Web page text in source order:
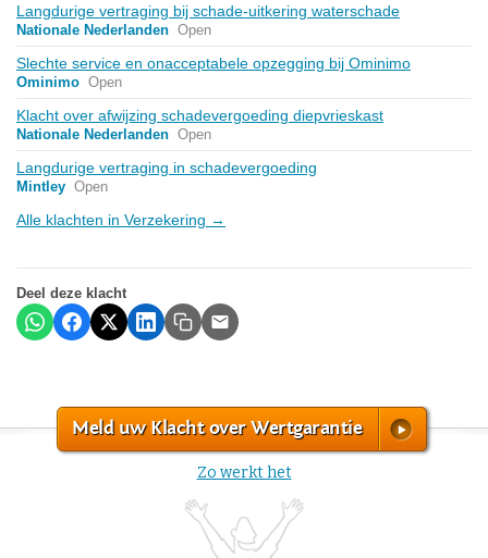
Langdurige vertraging bij schade-uitkering waterschade
Nationale Nederlanden Open
Slechte service en onacceptabele opzegging bij Ominimo
Ominimo Open
Klacht over afwijzing schadevergoeding diepvrieskast
Nationale Nederlanden Open
Langdurige vertraging in schadevergoeding
Mintley Open
Alle klachten in Verzekering →
Deel deze klacht
Meld uw Klacht over Wertgarantie
Zo werkt het